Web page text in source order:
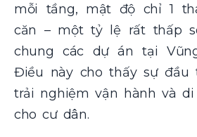
mỗi tầng, mật độ chỉ 1
căn – một tỷ lệ rất thấp
chung các dự án tại
Điều này cho thấy sự đầu
trải nghiệm vận hành và
cho cư dân.